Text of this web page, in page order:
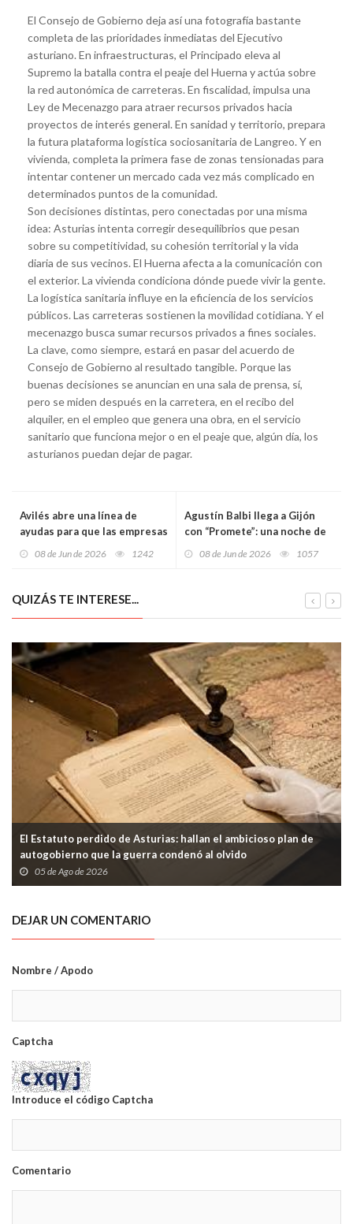
El Consejo de Gobierno deja así una fotografía bastante
completa de las prioridades inmediatas del Ejecutivo
asturiano. En infraestructuras, el Principado eleva al
Supremo la batalla contra el peaje del Huerna y actúa sobre
la red autonómica de carreteras. En fiscalidad, impulsa una
Ley de Mecenazgo para atraer recursos privados hacia
proyectos de interés general. En sanidad y territorio, prepara
la futura plataforma logística sociosanitaria de Langreo. Y en
vivienda, completa la primera fase de zonas tensionadas para
intentar contener un mercado cada vez más complicado en
determinados puntos de la comunidad.
Son decisiones distintas, pero conectadas por una misma
idea: Asturias intenta corregir desequilibrios que pesan
sobre su competitividad, su cohesión territorial y la vida
diaria de sus vecinos. El Huerna afecta a la comunicación con
el exterior. La vivienda condiciona dónde puede vivir la gente.
La logística sanitaria influye en la eficiencia de los servicios
públicos. Las carreteras sostienen la movilidad cotidiana. Y el
mecenazgo busca sumar recursos privados a fines sociales.
La clave, como siempre, estará en pasar del acuerdo de
Consejo de Gobierno al resultado tangible. Porque las
buenas decisiones se anuncian en una sala de prensa, sí,
pero se miden después en la carretera, en el recibo del
alquiler, en el empleo que genera una obra, en el servicio
sanitario que funciona mejor o en el peaje que, algún día, los
asturianos puedan dejar de pagar.
Avilés abre una línea de
ayudas para que las empresas
08 de Jun de 2026 1242
Agustín Balbi llega a Gijón
con “Promete”: una noche de
08 de Jun de 2026 1057
QUIZÁS TE INTERESE...
El Estatuto perdido de Asturias: hallan el ambicioso plan de
autogobierno que la guerra condenó al olvido
05 de Ago de 2026
DEJAR UN COMENTARIO
Nombre / Apodo
Captcha
Introduce el código Captcha
Comentario